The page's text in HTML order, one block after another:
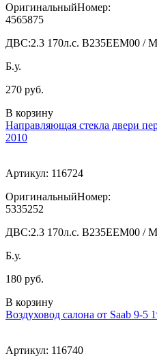
ОригинальныйНомер:
4565875
ДВС:2.3 170л.с. В235ЕЕМ00 /
Б.у.
270 руб.
В корзину
Направляющая стекла двери
2010
Артикул: 116724
ОригинальныйНомер:
5335252
ДВС:2.3 170л.с. В235ЕЕМ00 /
Б.у.
180 руб.
В корзину
Воздуховод салона от Saab 9-5
Артикул: 116740